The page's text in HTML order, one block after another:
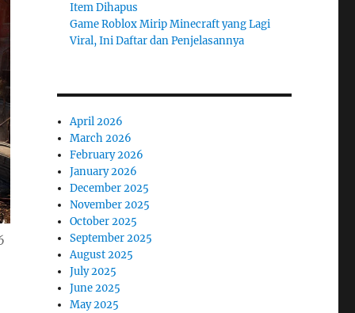
Item Dihapus
Game Roblox Mirip Minecraft yang Lagi
Viral, Ini Daftar dan Penjelasannya
April 2026
March 2026
February 2026
January 2026
December 2025
November 2025
October 2025
September 2025
August 2025
July 2025
June 2025
May 2025